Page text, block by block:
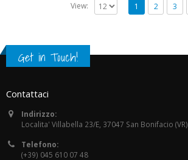
View: 1 2 3
Get in Touch!
Contattaci
Indirizzo:
Localita' Villabella 23/E, 37047 San Bonifacio (VR)
Telefono:
(+39) 045 610 07 48